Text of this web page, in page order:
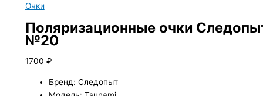
Очки
Поляризационные очки
№20
1700 ₽
Бренд: Следопыт